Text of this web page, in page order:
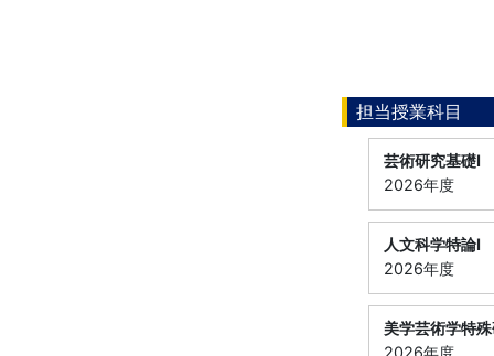
担当授業科目
芸術研究基礎Ⅰ
2026年度
人文科学特論Ⅰ
2026年度
美学芸術学特